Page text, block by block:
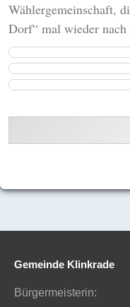
Wählergemeinschaft,
Dorf“ mal wieder
Gemeinde Klinkrade
Bürgermeisterin: